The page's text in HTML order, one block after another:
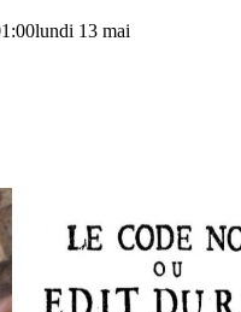
lundi 13 mai